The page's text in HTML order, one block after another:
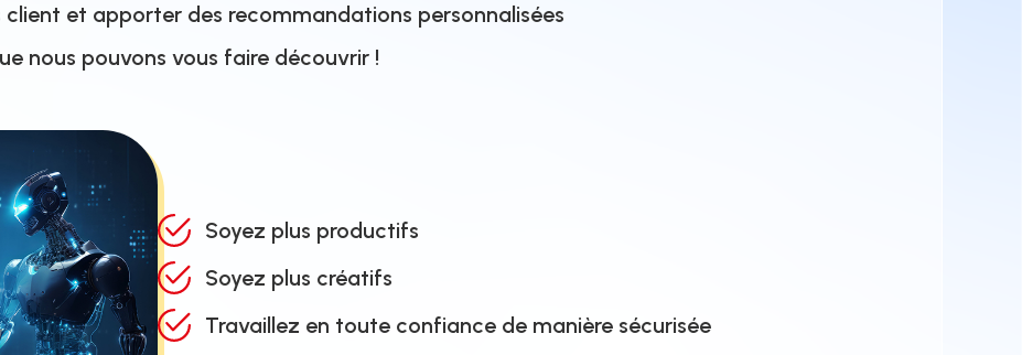
et apporter des recommandations personnalisées
nous pouvons vous faire découvrir !
Soyez plus productifs
Soyez plus créatifs
Travaillez en toute confiance de manière sécurisée